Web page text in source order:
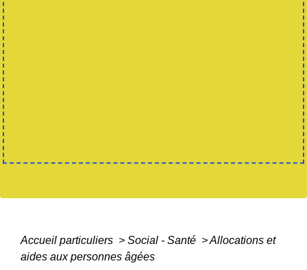
Accueil particuliers > Social - Santé >Allocations et
aides aux personnes âgées